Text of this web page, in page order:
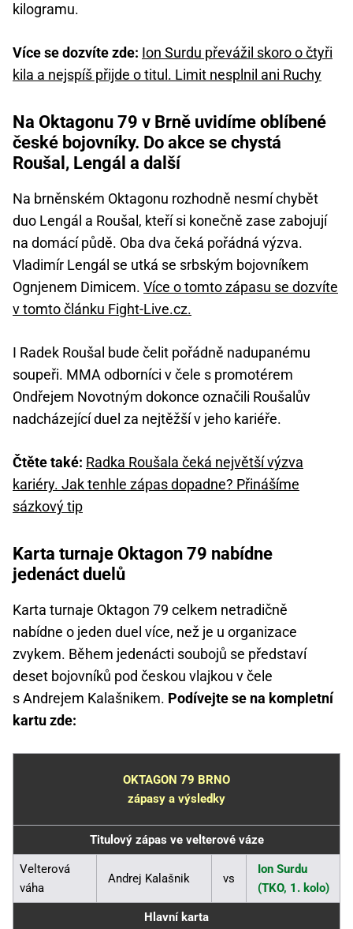
kilogramu.
Více se dozvíte zde: Ion Surdu převážil skoro o čtyři
kila a nejspíš přijde o titul. Limit nesplnil ani Ruchy
Na Oktagonu 79 v Brně uvidíme oblíbené
české bojovníky. Do akce se chystá
Roušal, Lengál a další
Na brněnském Oktagonu rozhodně nesmí chybět
duo Lengál a Roušal, kteří si konečně zase zabojují
na domácí půdě. Oba dva čeká pořádná výzva.
Vladimír Lengál se utká se srbským bojovníkem
Ognjenem Dimicem. Více o tomto zápasu se dozvíte
v tomto článku Fight-Live.cz.
I Radek Roušal bude čelit pořádně nadupanému
soupeři. MMA odborníci v čele s promotérem
Ondřejem Novotným dokonce označili Roušalův
nadcházející duel za nejtěžší v jeho kariéře.
Čtěte také: Radka Roušala čeká největší výzva
kariéry. Jak tenhle zápas dopadne? Přinášíme
sázkový tip
Karta turnaje Oktagon 79 nabídne
jedenáct duelů
Karta turnaje Oktagon 79 celkem netradičně
nabídne o jeden duel více, než je u organizace
zvykem. Během jedenácti soubojů se představí
deset bojovníků pod českou vlajkou v čele
s Andrejem Kalašnikem. Podívejte se na kompletní
kartu zde:
OKTAGON 79 BRNO
zápasy a výsledky
Titulový zápas ve velterové váze
Velterová
váha
Andrej Kalašnik vs
Ion Surdu
(TKO, 1. kolo)
Hlavní karta